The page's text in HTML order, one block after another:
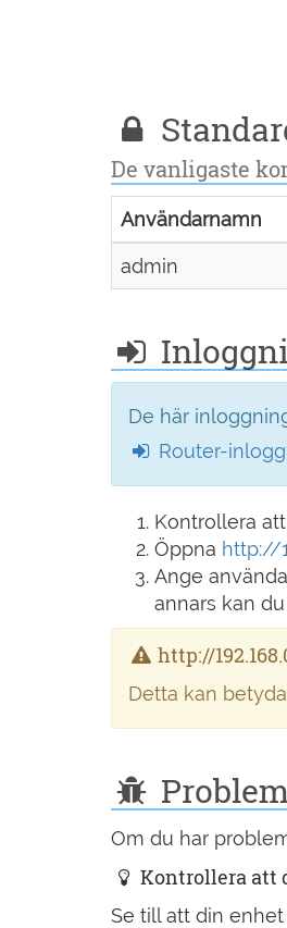
De vanligaste
Användarnamn
admin
De här
Router-
Kontrollera
Öppna http://
Ange
annars kan
http://
Detta kan
Om du har
Kontrollera att
Se till att din